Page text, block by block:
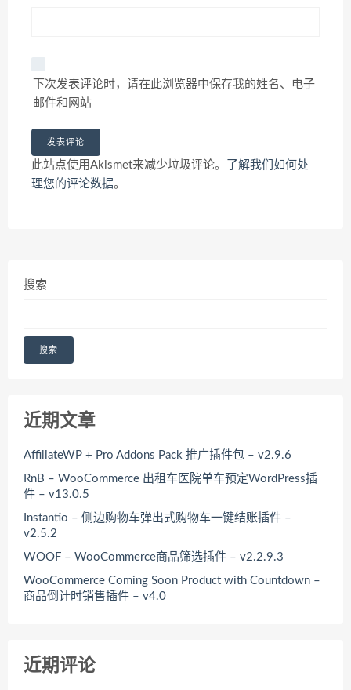
下次发表评论时，请在此浏览器中保存我的姓名、电子
邮件和网站
此站点使用Akismet来减少垃圾评论。
了解我们如何处
理您的评论数据。
搜索
搜索
近期文章
AffiliateWP + Pro Addons Pack 推广插件包 – v2.9.6
RnB – WooCommerce 出租车医院单车预定WordPress插
件 – v13.0.5
Instantio – 侧边购物车弹出式购物车一键结账插件 –
v2.5.2
WOOF – WooCommerce商品筛选插件 – v2.2.9.3
WooCommerce Coming Soon Product with Countdown –
商品倒计时销售插件 – v4.0
近期评论